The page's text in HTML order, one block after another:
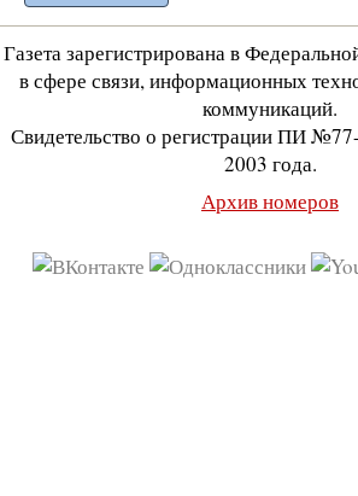
Газета зарегистрирована в
в сфере связи, информационных
коммуникаций.
Свидетельство о регистрации ПИ
2003 года.
Архив номеров